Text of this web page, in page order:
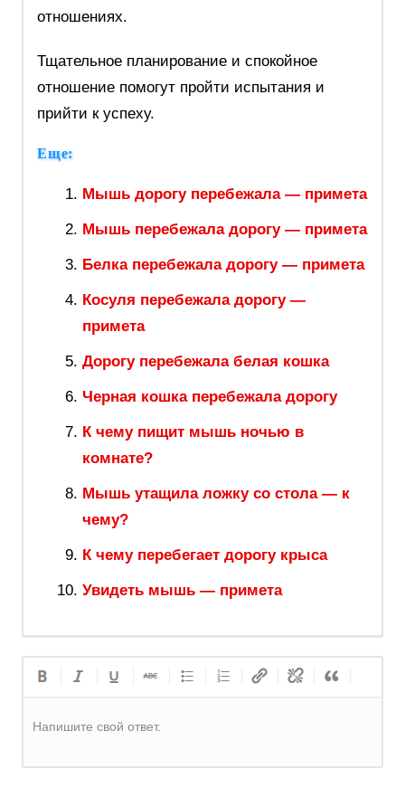
отношениях.
Тщательное планирование и спокойное
отношение помогут пройти испытания и
прийти к успеху.
Еще:
Мышь дорогу перебежала — примета
Мышь перебежала дорогу — примета
Белка перебежала дорогу — примета
Косуля перебежала дорогу —
примета
Дорогу перебежала белая кошка
Черная кошка перебежала дорогу
К чему пищит мышь ночью в
комнате?
Мышь утащила ложку со стола — к
чему?
К чему перебегает дорогу крыса
Увидеть мышь — примета
Напишите свой ответ.